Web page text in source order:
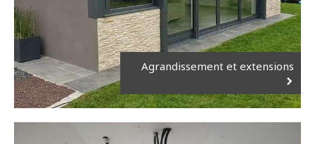
Agrandissement et extensions